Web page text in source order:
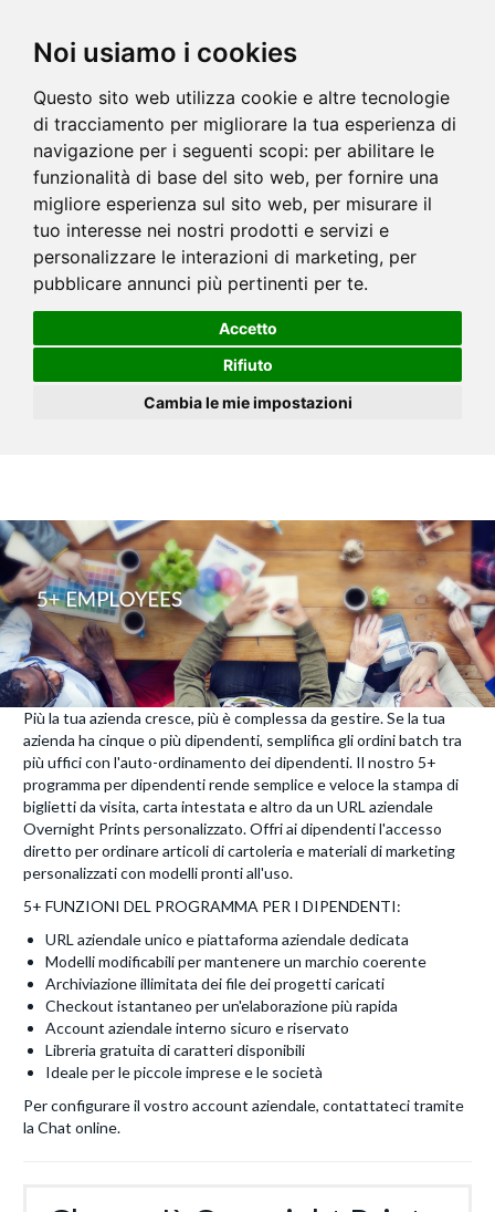
Noi usiamo i cookies
Questo sito web utilizza cookie e altre tecnologie
di tracciamento per migliorare la tua esperienza di
navigazione per i seguenti scopi: per abilitare le
funzionalità di base del sito web, per fornire una
migliore esperienza sul sito web, per misurare il
tuo interesse nei nostri prodotti e servizi e
personalizzare le interazioni di marketing, per
pubblicare annunci più pertinenti per te.
Accetto
Rifiuto
Cambia le mie impostazioni
Più la tua azienda cresce, più è complessa da gestire. Se la tua
azienda ha cinque o più dipendenti, semplifica gli ordini batch tra
più uffici con l'auto-ordinamento dei dipendenti. Il nostro 5+
programma per dipendenti rende semplice e veloce la stampa di
biglietti da visita, carta intestata e altro da un URL aziendale
Overnight Prints personalizzato. Offri ai dipendenti l'accesso
diretto per ordinare articoli di cartoleria e materiali di marketing
personalizzati con modelli pronti all'uso.
5+ FUNZIONI DEL PROGRAMMA PER I DIPENDENTI:
URL aziendale unico e piattaforma aziendale dedicata
Modelli modificabili per mantenere un marchio coerente
Archiviazione illimitata dei file dei progetti caricati
Checkout istantaneo per un'elaborazione più rapida
Account aziendale interno sicuro e riservato
Libreria gratuita di caratteri disponibili
Ideale per le piccole imprese e le società
Per configurare il vostro account aziendale, contattateci tramite
la Chat online.